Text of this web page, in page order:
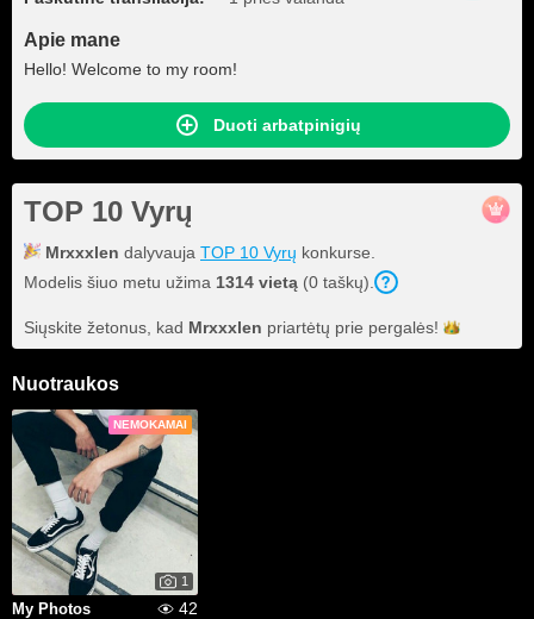
Apie mane
Hello! Welcome to my room!
Duoti arbatpinigių
TOP 10 Vyrų
Mrxxxlen dalyvauja TOP 10 Vyrų konkurse.
Modelis šiuo metu užima 1314 vietą (0 taškų).
Siųskite žetonus, kad Mrxxxlen priartėtų prie pergalės!
Nuotraukos
NEMOKAMAI
1
My Photos
42